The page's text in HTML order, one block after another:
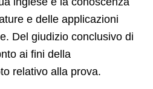
e delle applicazioni
Del giudizio conclusivo di
ai fini della
relativo alla prova.